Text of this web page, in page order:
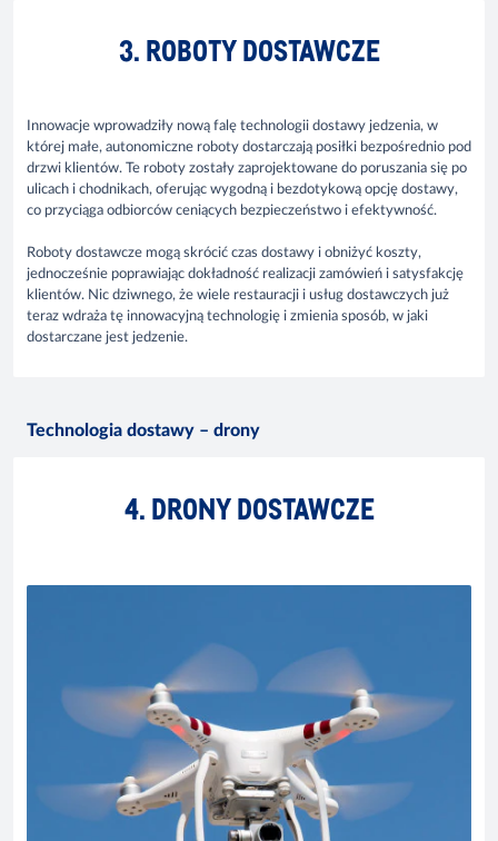
3. ROBOTY DOSTAWCZE
Innowacje wprowadziły nową falę technologii dostawy jedzenia, w
której małe, autonomiczne roboty dostarczają posiłki bezpośrednio pod
drzwi klientów. Te roboty zostały zaprojektowane do poruszania się po
ulicach i chodnikach, oferując wygodną i bezdotykową opcję dostawy,
co przyciąga odbiorców ceniących bezpieczeństwo i efektywność.
Roboty dostawcze mogą skrócić czas dostawy i obniżyć koszty,
jednocześnie poprawiając dokładność realizacji zamówień i satysfakcję
klientów. Nic dziwnego, że wiele restauracji i usług dostawczych już
teraz wdraża tę innowacyjną technologię i zmienia sposób, w jaki
dostarczane jest jedzenie.
Technologia dostawy – drony
4. DRONY DOSTAWCZE